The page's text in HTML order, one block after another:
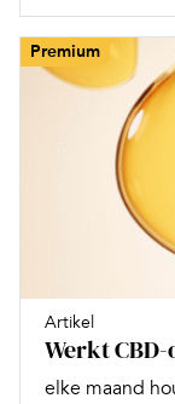
Premium
Artikel
Werkt
elke maand